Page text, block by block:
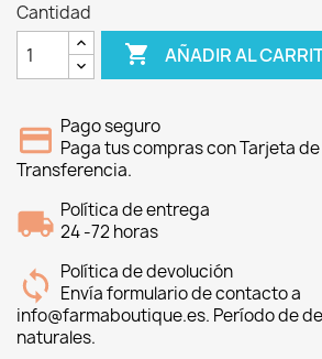
Cantidad
 AÑADIR AL
Pago seguro
Paga tus compras con Tarjeta
Transferencia.
Política de entrega
24 -72 horas
Política de devolución
Envía formulario de contacto a
info@farmaboutique.es. Período de
naturales.